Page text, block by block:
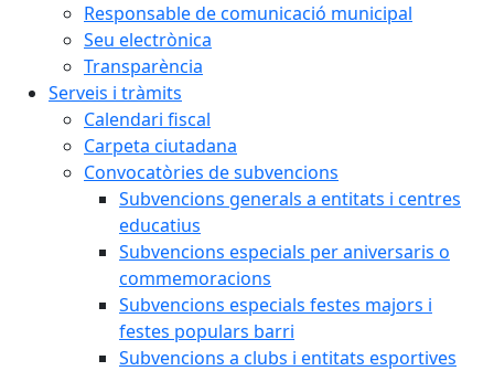
Responsable de comunicació municipal
Seu electrònica
Transparència
Serveis i tràmits
Calendari fiscal
Carpeta ciutadana
Convocatòries de subvencions
Subvencions generals a entitats i centres
educatius
Subvencions especials per aniversaris o
commemoracions
Subvencions especials festes majors i
festes populars barri
Subvencions a clubs i entitats esportives